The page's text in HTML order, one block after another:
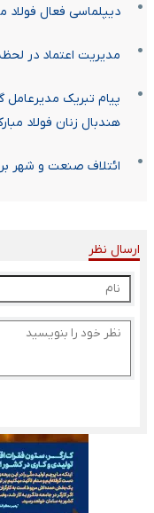
دیپلماسی فعال فولاد
مدیریت اعتماد در
پیام تبریک مدیرعامل
هندبال زنان فولاد
ائتلاف صنعت و شهر
ارسال نظر